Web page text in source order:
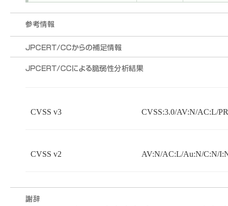
CVSS v3 CVSS:3.0/AV:N/AC:L/
CVSS v2 AV:N/AC:L/Au:N/C:N/